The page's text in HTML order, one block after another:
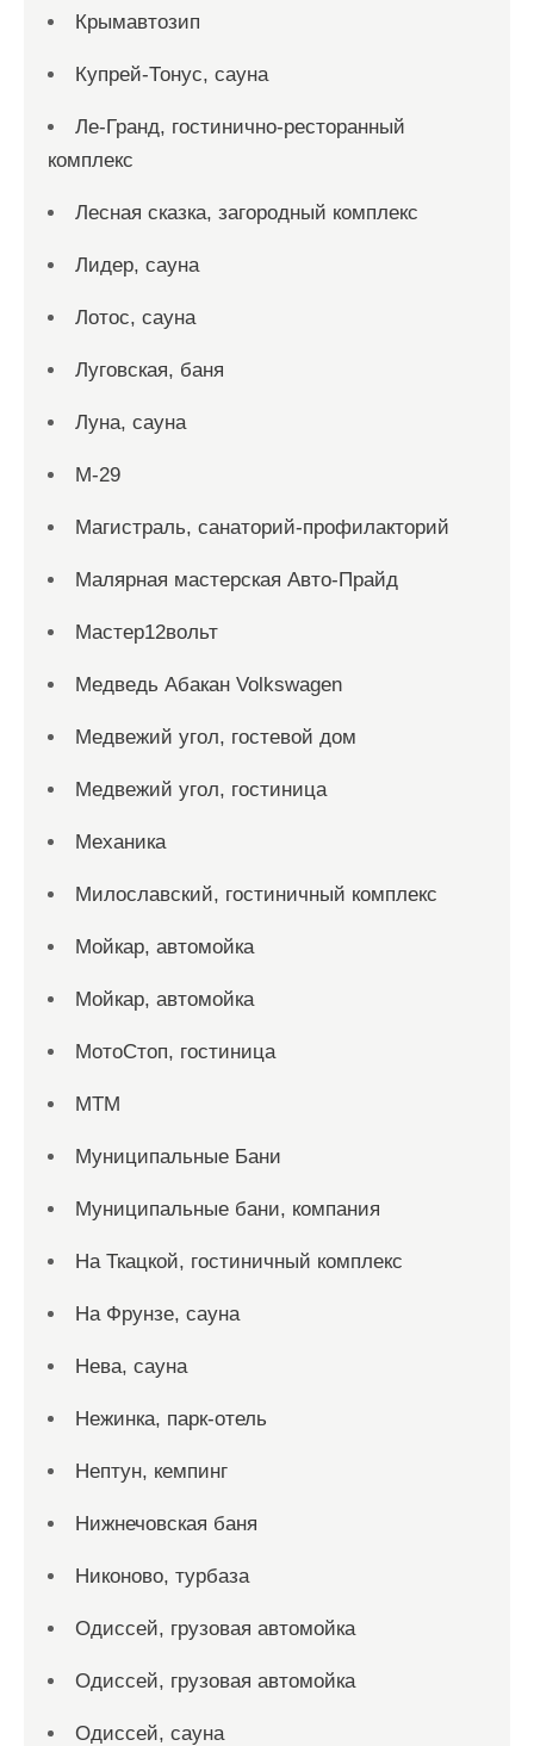
Крымавтозип
Купрей-Тонус, сауна
Ле-Гранд, гостинично-ресторанный
комплекс
Лесная сказка, загородный комплекс
Лидер, сауна
Лотос, сауна
Луговская, баня
Луна, сауна
М-29
Магистраль, санаторий-профилакторий
Малярная мастерская Авто-Прайд
Мастер12вольт
Медведь Абакан Volkswagen
Медвежий угол, гостевой дом
Медвежий угол, гостиница
Механика
Милославский, гостиничный комплекс
Мойкар, автомойка
Мойкар, автомойка
МотоСтоп, гостиница
МТМ
Муниципальные Бани
Муниципальные бани, компания
На Ткацкой, гостиничный комплекс
На Фрунзе, сауна
Нева, сауна
Нежинка, парк-отель
Нептун, кемпинг
Нижнечовская баня
Никоново, турбаза
Одиссей, грузовая автомойка
Одиссей, грузовая автомойка
Одиссей, сауна